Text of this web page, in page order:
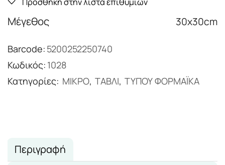
Μέγεθος 30x30cm
Barcode: 5200252250740
Κωδικός: 1028
Κατηγορίες: ΜΙΚΡΟ, ΤΑΒΛΙ, ΤΥΠΟΥ ΦΟΡΜΑΪΚΑ
Περιγραφή